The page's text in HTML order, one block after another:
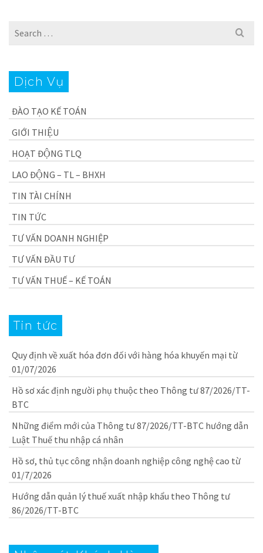
Search
Dịch Vụ
ĐÀO TẠO KẾ TOÁN
GIỚI THIỆU
HOẠT ĐỘNG TLQ
LAO ĐỘNG – TL – BHXH
TIN TÀI CHÍNH
TIN TỨC
TƯ VẤN DOANH NGHIỆP
TƯ VẤN ĐẦU TƯ
TƯ VẤN THUẾ – KẾ TOÁN
Tin tức
Quy định về xuất hóa đơn đối với hàng hóa khuyến mại từ
01/07/2026
Hồ sơ xác định người phụ thuộc theo Thông tư 87/2026/TT-
BTC
Những điểm mới của Thông tư 87/2026/TT-BTC hướng dẫn
Luật Thuế thu nhập cá nhân
Hồ sơ, thủ tục công nhận doanh nghiệp công nghệ cao từ
01/7/2026
Hướng dẫn quản lý thuế xuất nhập khẩu theo Thông tư
86/2026/TT-BTC